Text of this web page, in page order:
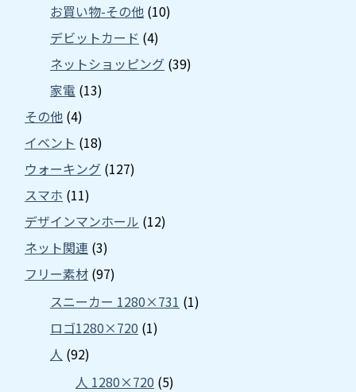
お買い物-その他 (10)
デビットカード (4)
ネットショッピング (39)
家電 (13)
その他 (4)
イベント (18)
ウォーキング (127)
スマホ (11)
デザインマンホール (12)
ネット関連 (3)
フリー素材 (97)
スニーカー 1280×731 (1)
ロゴ1280×720 (1)
人 (92)
人 1280×720 (5)